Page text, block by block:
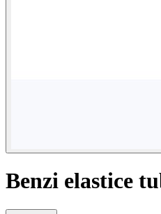
Benzi elastice